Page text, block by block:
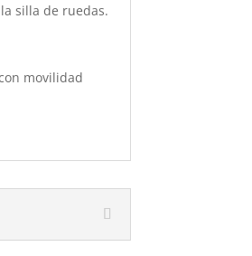
silla de ruedas.
movilidad